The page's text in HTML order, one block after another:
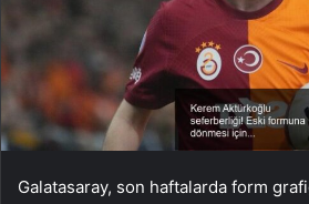
Galatasaray, son haftalarda form